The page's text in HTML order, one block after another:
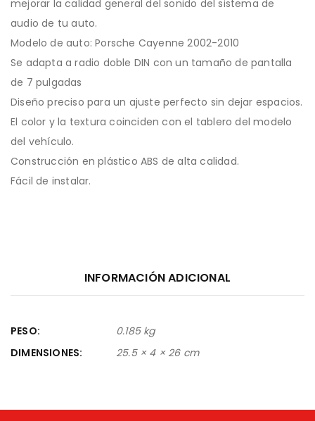
mejorar la calidad general del sonido del sistema de
audio de tu auto.
Modelo de auto: Porsche Cayenne 2002-2010
Se adapta a radio doble DIN con un tamaño de pantalla
de 7 pulgadas
Diseño preciso para un ajuste perfecto sin dejar espacios.
El color y la textura coinciden con el tablero del modelo
del vehículo.
Construcción en plástico ABS de alta calidad.
Fácil de instalar.
INFORMACIÓN ADICIONAL
PESO
0.185 kg
DIMENSIONES
25.5 × 4 × 26 cm